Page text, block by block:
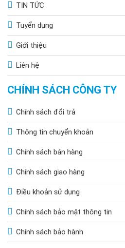
TIN TỨC
Tuyển dụng
Giới thiệu
Liên hệ
CHÍNH SÁCH CÔNG TY
Chính sách đổi trả
Thông tin chuyển khoản
Chính sách bán hàng
Chính sách giao hàng
Điều khoản sử dụng
Chính sách bảo mật thông tin
Chính sách bảo hành